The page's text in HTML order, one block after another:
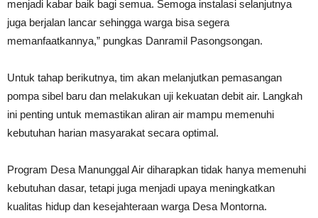
menjadi kabar baik bagi semua. Semoga instalasi selanjutnya
juga berjalan lancar sehingga warga bisa segera
memanfaatkannya,” pungkas Danramil Pasongsongan.
Untuk tahap berikutnya, tim akan melanjutkan pemasangan
pompa sibel baru dan melakukan uji kekuatan debit air. Langkah
ini penting untuk memastikan aliran air mampu memenuhi
kebutuhan harian masyarakat secara optimal.
Program Desa Manunggal Air diharapkan tidak hanya memenuhi
kebutuhan dasar, tetapi juga menjadi upaya meningkatkan
kualitas hidup dan kesejahteraan warga Desa Montorna.